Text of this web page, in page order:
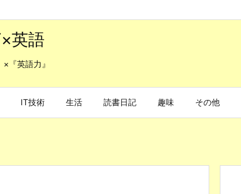
英語
『英語力』
IT技術 生活 読書日記 趣味 その他